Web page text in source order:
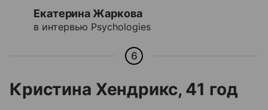
Екатерина Жаркова
в интервью Psychologies
6
Кристина Хендрикс, 41 год